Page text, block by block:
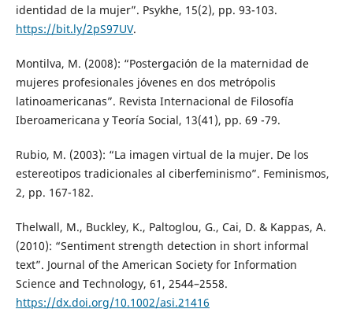
identidad de la mujer”. Psykhe, 15(2), pp. 93-103.
https://bit.ly/2pS97UV.
Montilva, M. (2008): “Postergación de la maternidad de
mujeres profesionales jóvenes en dos metrópolis
latinoamericanas”. Revista Internacional de Filosofía
Iberoamericana y Teoría Social, 13(41), pp. 69 -79.
Rubio, M. (2003): “La imagen virtual de la mujer. De los
estereotipos tradicionales al ciberfeminismo”. Feminismos,
2, pp. 167-182.
Thelwall, M., Buckley, K., Paltoglou, G., Cai, D. & Kappas, A.
(2010): “Sentiment strength detection in short informal
text”. Journal of the American Society for Information
Science and Technology, 61, 2544–2558.
https://dx.doi.org/10.1002/asi.21416